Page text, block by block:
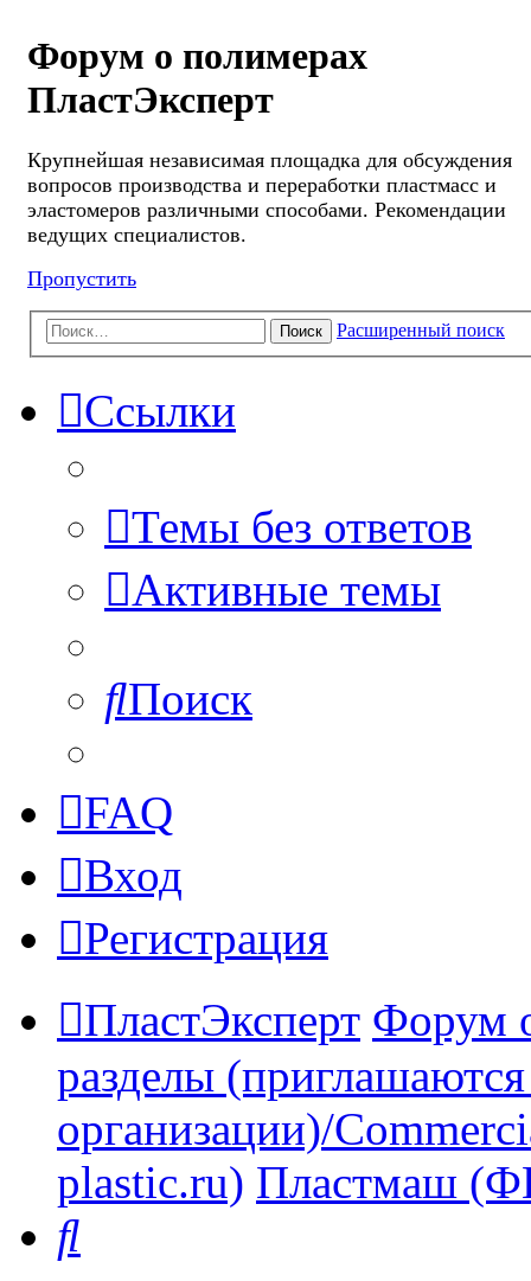
Форум о полимерах
ПластЭксперт
Крупнейшая независимая площадка для обсуждения
вопросов производства и переработки пластмасс и
эластомеров различными способами. Рекомендации
ведущих специалистов.
Пропустить
Поиск Расширенный поиск
Ссылки
Темы без ответов
Активные темы
Поиск
FAQ
Вход
Регистрация
ПластЭксперт Форум
разделы
организации)/
plastic.ru) Пластмаш